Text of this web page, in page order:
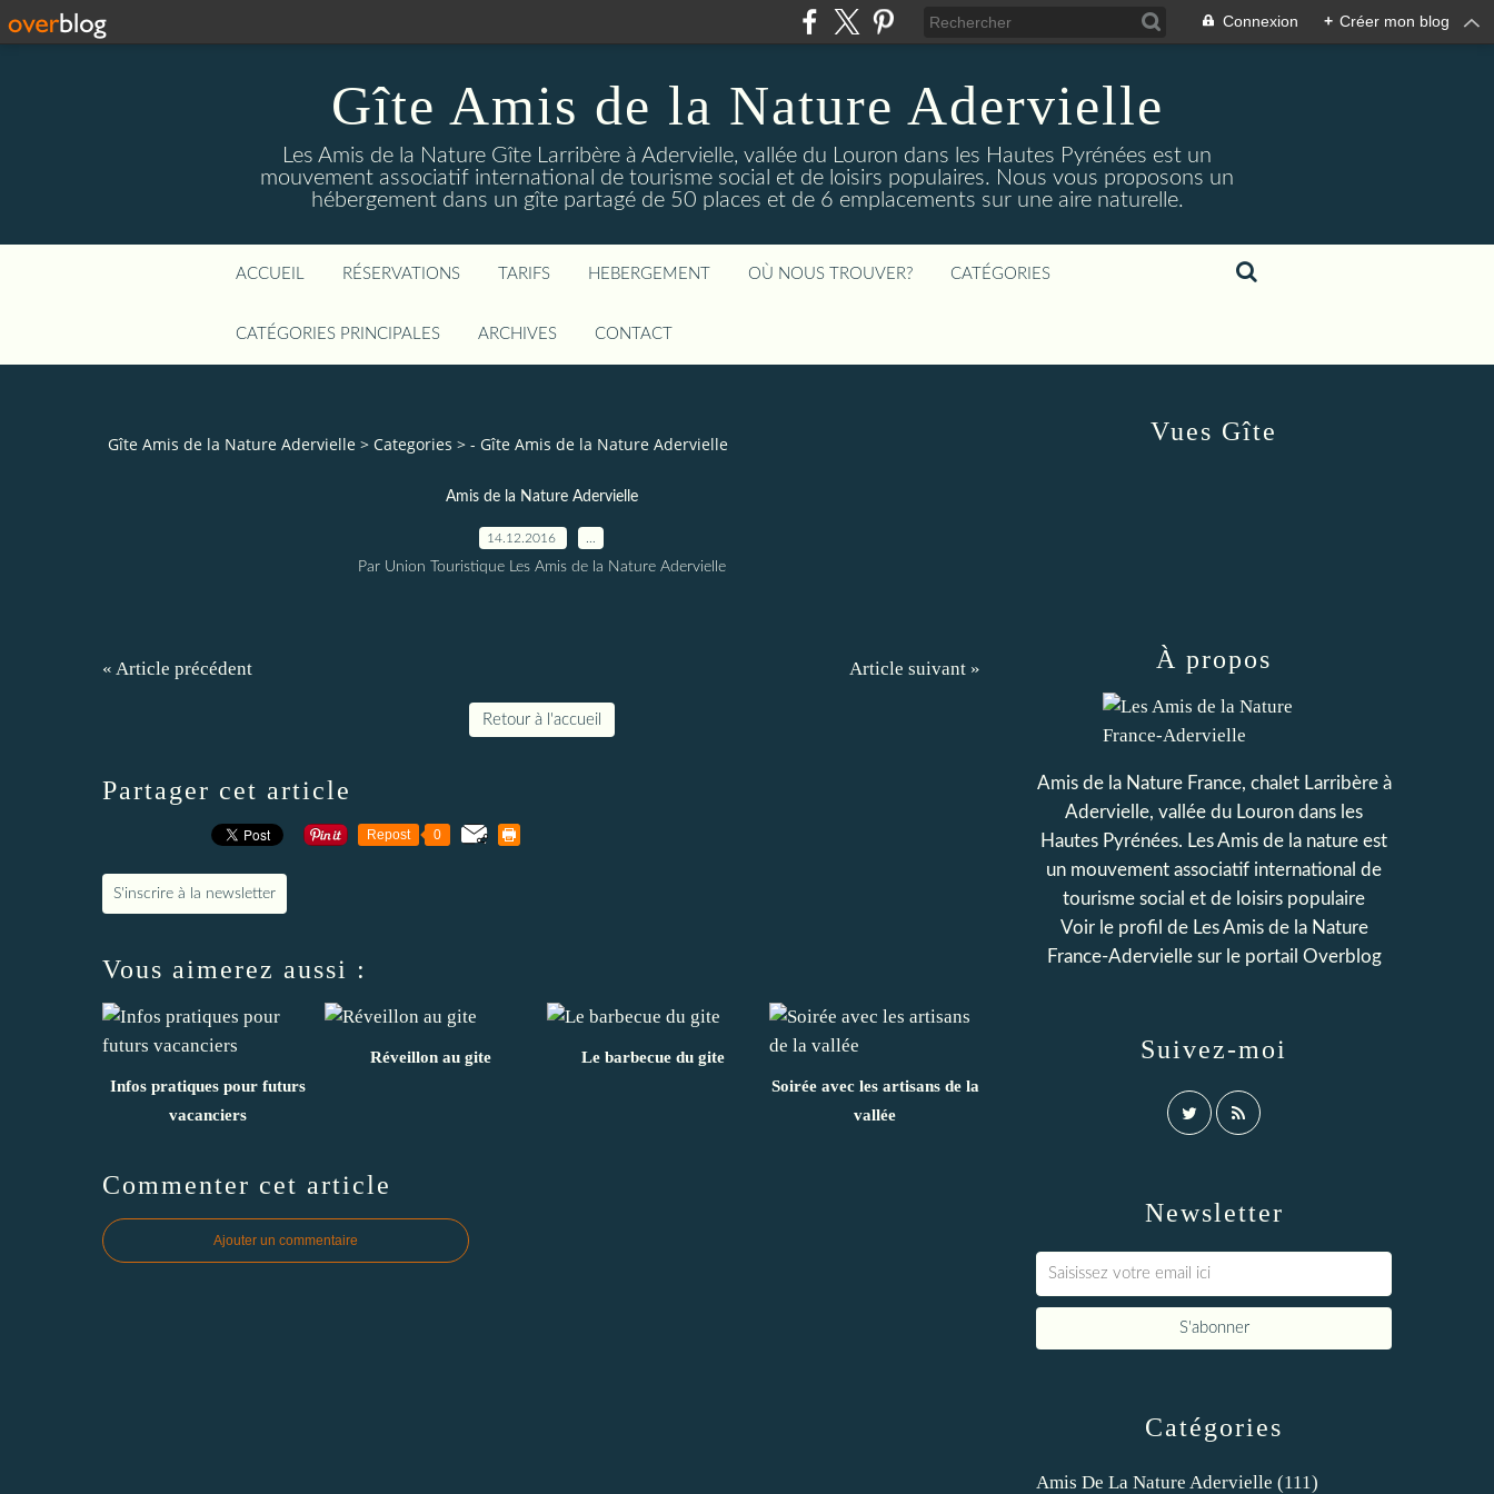
Connexion + Créer mon blog
Gîte Amis de la Nature Adervielle
Les Amis de la Nature Gîte Larribère à Adervielle, vallée du Louron dans les Hautes Pyrénées est un
mouvement associatif international de tourisme social et de loisirs populaires. Nous vous proposons un
hébergement dans un gîte partagé de 50 places et de 6 emplacements sur une aire naturelle.
ACCUEIL RÉSERVATIONS TARIFS HEBERGEMENT OÙ NOUS TROUVER? CATÉGORIES
CATÉGORIES PRINCIPALES ARCHIVES CONTACT
Gîte Amis de la Nature Adervielle > Categories > - Gîte Amis de la Nature Adervielle
Amis de la Nature Adervielle
14.12.2016
Par Union Touristique Les Amis de la Nature Adervielle
« Article précédent Article suivant »
Retour à l'accueil
Partager cet article
Repost 0
S'inscrire à la newsletter
Vous aimerez aussi :
Infos pratiques pour futurs
vacanciers
Réveillon au gite
Le barbecue du gite
Soirée avec les artisans de la
vallée
Commenter cet article
Ajouter un commentaire
Newsletter
Catégories
Amis De La Nature Adervielle (111)
Suivez-moi
À propos
Amis de la Nature France, chalet Larribère à
Adervielle, vallée du Louron dans les
Hautes Pyrénées. Les Amis de la nature est
un mouvement associatif international de
tourisme social et de loisirs populaire
Voir le profil de Les Amis de la Nature
France-Aderviellesur le portail Overblog
Vues Gîte